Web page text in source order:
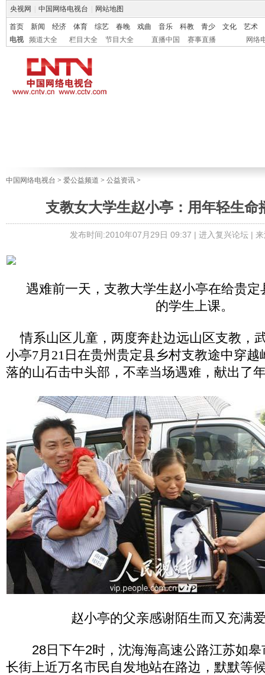
央视网 中国网络电视台 网站地图
首页 新闻 经济 体育 综艺 春晚 戏曲 音乐 科教 青少 文化
艺术
电视
频道大全 栏目大全 节目大全 直播中国 赛事直播 网络
中国网络电视台 > 爱公益频道 > 公益资讯 >
支教女大学生赵小亭：用年轻生命
发布时间:2010年07月29日 09:37 | 进入复兴论坛| 来
遇难前一天，支教大学生赵小亭在给贵
的学生上课。
情系山区儿童，两度奔赴边远山区支教，
小亭7月21日在贵州贵定县乡村支教途中穿
落的山石击中头部，不幸当场遇难，献出了
赵小亭的父亲感谢陌生而又充满
28日下午2时，沈海海高速公路江苏如皋
长街上近万名市民自发地站在路边，默默等